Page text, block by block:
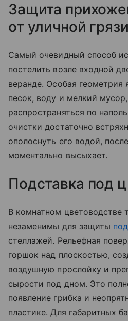
Защита
от уличной грязи
Самый очевидный способ
постелить возле входной
веранде. Особая геометрия
песок, воду и мелкий
распространяться по
очистки достаточно
ополоснуть его водой,
моментально высыхает.
Подставка под
В комнатном цветоводстве
незаменимы для защиты
стеллажей. Рельефная
горшок над плоскостью,
воздушную прослойку и
сырости под дном. Это
появление грибка и
пластике. Для габаритных